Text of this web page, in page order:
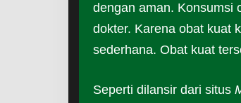
dengan aman. Konsumsi
dokter. Karena obat kuat
sederhana. Obat kuat
Seperti dilansir dari situs